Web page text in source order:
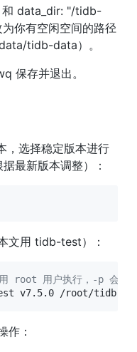
data_dir: "/tidb-
你有空闲空间的路径
tidb-data）。
保存并退出。
，选择稳定版本进行
最新版本调整）：
文用 tidb-test）：
root 用户执行，-p 会提
v7.5.0 /root/tidb-
作：